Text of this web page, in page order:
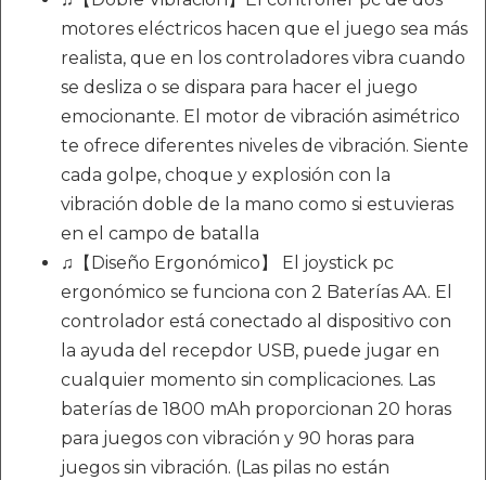
motores eléctricos hacen que el juego sea más
realista, que en los controladores vibra cuando
se desliza o se dispara para hacer el juego
emocionante. El motor de vibración asimétrico
te ofrece diferentes niveles de vibración. Siente
cada golpe, choque y explosión con la
vibración doble de la mano como si estuvieras
en el campo de batalla
♫【Diseño Ergonómico】 El joystick pc
ergonómico se funciona con 2 Baterías AA. El
controlador está conectado al dispositivo con
la ayuda del recepdor USB, puede jugar en
cualquier momento sin complicaciones. Las
baterías de 1800 mAh proporcionan 20 horas
para juegos con vibración y 90 horas para
juegos sin vibración. (Las pilas no están